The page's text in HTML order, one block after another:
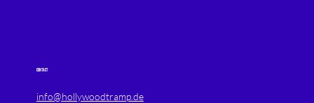
CONTACT
info@hollywoodtramp.de